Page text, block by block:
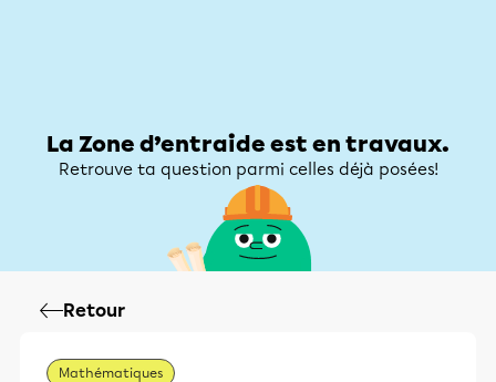
La Zone d’entraide est en travaux.
Retrouve ta question parmi celles déjà posées!
Retour
Mathématiques